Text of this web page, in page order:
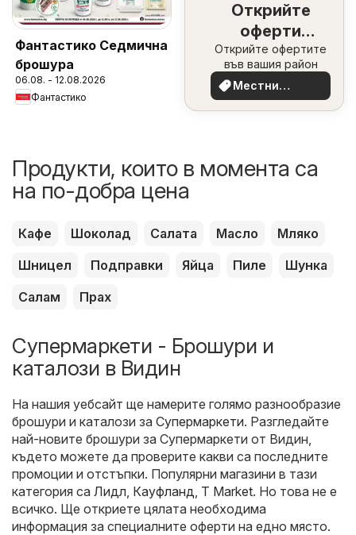
Фантастико Седмична
брошура
06.08. - 12.08.2026
Фантастико
Открийте
оферти
наблизо
Открийте офертите
във вашия район
Местни
оферти
Продукти, които в момента са
на по-добра цена
Кафе Шоколад Салата Масло
Мляко
Шницел
Подправки Яйца Пиле
Шунка
Салам
Прах
Супермаркети - Брошури и
каталози в Видин
На нашия уебсайт ще намерите голямо разнообразие
брошури и каталози за Супермаркети. Разгледайте
най-новите брошури за Супермаркети от Видин,
където можете да проверите какви са последните
промоции и отстъпки. Популярни магазини в тази
категория са Лидл, Кауфланд, T Market. Но това не е
всичко. Ще откриете цялата необходима
информация за специалните оферти на едно място.